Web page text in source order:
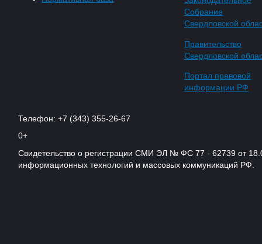
Собрание
Свердловской
Правительство
Свердловской
Портал правовой
информации РФ
Телефон: +7 (343) 355-26-67
0+
Свидетельство о регистрации СМИ ЭЛ № ФС 77 - 62739 от
информационных технологий и массовых коммуникаций РФ.